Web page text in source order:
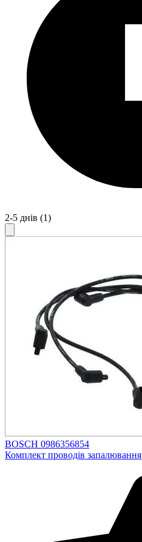
2-5 днів (1)
BOSCH 0986356854
Комплект проводів запалювання